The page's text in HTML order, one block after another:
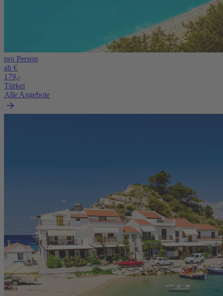
pro Person
ab €
179,-
Türkei
Alle Angebote